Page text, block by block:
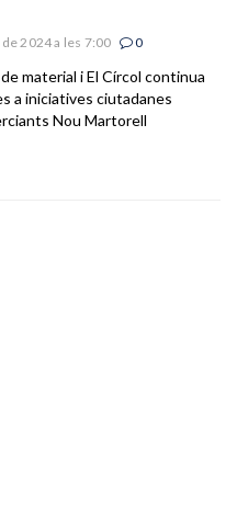
2024 a les 7:00 0
material i El Círcol continua
a iniciatives ciutadanes
Nou Martorell